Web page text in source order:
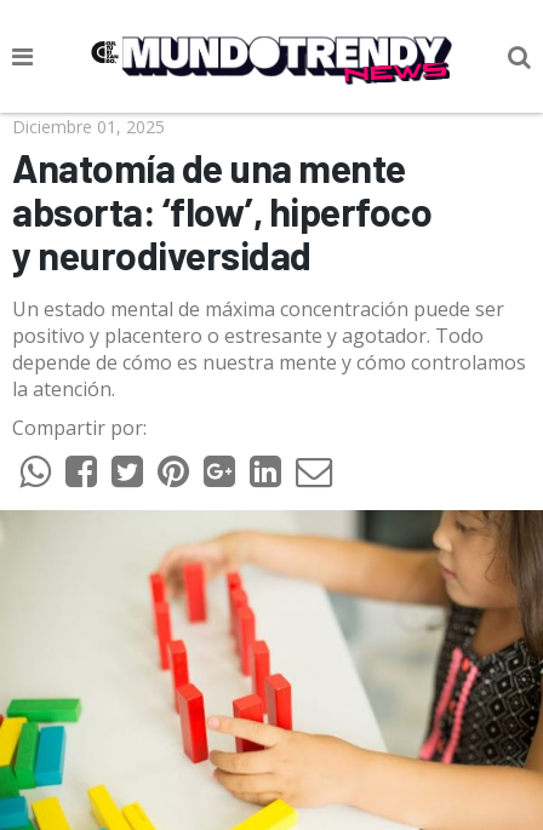
NOTICIAS
CULTURA POP
CIENCIA Y TECNOLOGÍA
VIDA
SOCIEDAD
CULTURIZANDO.COM
Diciembre 01, 2025
Anatomía de una mente
absorta: ‘flow’, hiperfoco
y neurodiversidad
Un estado mental de máxima concentración puede ser
positivo y placentero o estresante y agotador. Todo
depende de cómo es nuestra mente y cómo controlamos
la atención.
Compartir por: